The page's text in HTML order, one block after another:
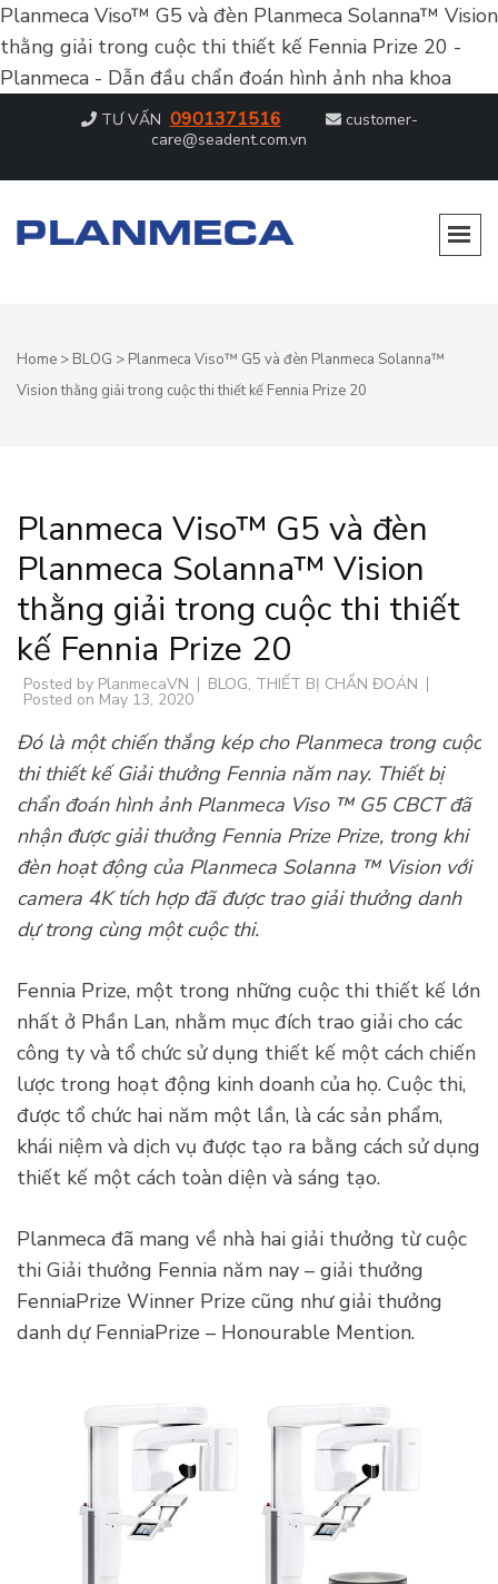
Planmeca Viso™ G5 và đèn Planmeca Solanna™ Vision
thằng giải trong cuộc thi thiết kế Fennia Prize 20 -
Planmeca - Dẫn đầu chẩn đoán hình ảnh nha khoa
TƯ VẤN 0901371516
customer-
care@seadent.com.vn
Home > BLOG > Planmeca Viso™ G5 và đèn Planmeca Solanna™
Vision thằng giải trong cuộc thi thiết kế Fennia Prize 20
Planmeca Viso™ G5 và đèn
Planmeca Solanna™ Vision
thằng giải trong cuộc thi thiết
kế Fennia Prize 20
Posted by PlanmecaVN BLOG, THIẾT BỊ CHẨN ĐOÁN
Posted on May 13, 2020
Đó là một chiến thắng kép cho Planmeca trong cuộc
thi thiết kế Giải thưởng Fennia năm nay. Thiết bị
chẩn đoán hình ảnh Planmeca Viso ™ G5 CBCT đã
nhận được giải thưởng Fennia Prize Prize, trong khi
đèn hoạt động của Planmeca Solanna ™ Vision với
camera 4K tích hợp đã được trao giải thưởng danh
dự trong cùng một cuộc thi.
Fennia Prize, một trong những cuộc thi thiết kế lớn
nhất ở Phần Lan, nhằm mục đích trao giải cho các
công ty và tổ chức sử dụng thiết kế một cách chiến
lược trong hoạt động kinh doanh của họ. Cuộc thi,
được tổ chức hai năm một lần, là các sản phẩm,
khái niệm và dịch vụ được tạo ra bằng cách sử dụng
thiết kế một cách toàn diện và sáng tạo.
Planmeca đã mang về nhà hai giải thưởng từ cuộc
thi Giải thưởng Fennia năm nay – giải thưởng
FenniaPrize Winner Prize cũng như giải thưởng
danh dự FenniaPrize – Honourable Mention.